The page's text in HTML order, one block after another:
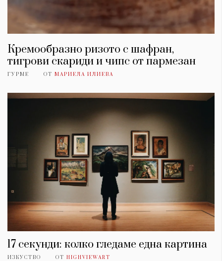
Кремообразно ризото с шафран,
тигрови скариди и чипс от пармезан
ГУРМЕ ОТ МАРИЕЛА ИЛИЕВА
17 секунди: колко гледаме една картина
ИЗКУСТВО ОТ HIGHVIEWART